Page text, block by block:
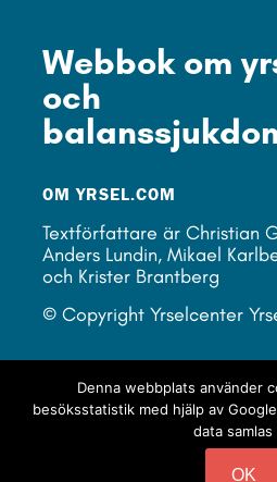
Webbok om
och
OM YRSEL.COM
Textförfattare är Christian
Anders Lundin, Mikael
och Krister Brantberg
© Copyright Yrselcenter
Yrselcenter Yrselklinik
Balanslaboratoriet.se
Vertigocatcher Diagnostics
Denna webbplats använder
besöksstatistik med hjälp av
data samlas
OK